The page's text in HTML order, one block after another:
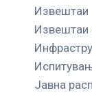
Извештаи
Извештаи
Јавна